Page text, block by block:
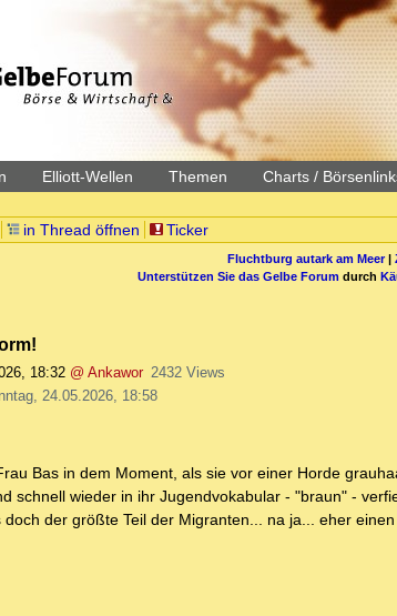
Elliott-Wellen Themen Charts /
in Thread öffnen Ticker
Fluchtburg autark am Meer|
Unterstützen Sie das Gelbe Forum durch
18:32 @ Ankawor 2432 Views
24.05.2026, 18:58
Bas in dem Moment, als sie vor einer Horde
schnell wieder in ihr Jugendvokabular - "braun" -
der größte Teil der Migranten... na ja... eher